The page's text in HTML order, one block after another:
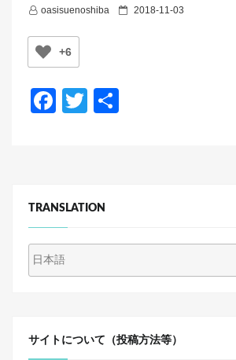
oasisuenoshiba
P 2018-11-03
+6
F
b
o
o
k
T
TRANSLATION
サイトについて（投稿方法等）